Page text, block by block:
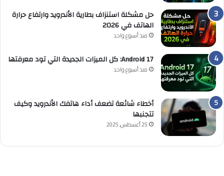
حل مشكلة استنزاف بطارية الأندرويد وارتفاع حرارة
الهاتف في 2026
منذ أسبوع واحد
Android 17: كل الميزات الجديدة التي تود معرفتها
منذ أسبوع واحد
أخطاء شائعة تضعف أداء هاتفك الأندرويد وكيف
تتجنبها
25 أغسطس, 2025